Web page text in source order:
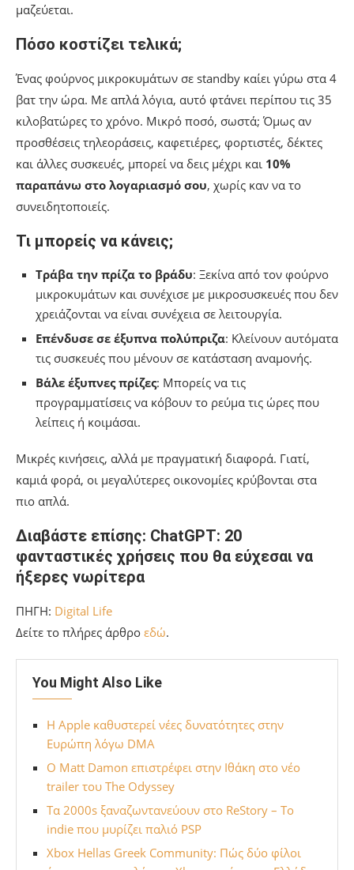
μαζεύεται.
Πόσο κοστίζει τελικά;
Ένας φούρνος μικροκυμάτων σε standby καίει γύρω στα 4
βατ την ώρα. Με απλά λόγια, αυτό φτάνει περίπου τις 35
κιλοβατώρες το χρόνο. Μικρό ποσό, σωστά; Όμως αν
προσθέσεις τηλεοράσεις, καφετιέρες, φορτιστές, δέκτες
και άλλες συσκευές, μπορεί να δεις μέχρι και 10%
παραπάνω στο λογαριασμό σου, χωρίς καν να το
συνειδητοποιείς.
Τι μπορείς να κάνεις;
Τράβα την πρίζα το βράδυ: Ξεκίνα από τον φούρνο
μικροκυμάτων και συνέχισε με μικροσυσκευές που δεν
χρειάζονται να είναι συνέχεια σε λειτουργία.
Επένδυσε σε έξυπνα πολύπριζα: Κλείνουν αυτόματα
τις συσκευές που μένουν σε κατάσταση αναμονής.
Βάλε έξυπνες πρίζες: Μπορείς να τις
προγραμματίσεις να κόβουν το ρεύμα τις ώρες που
λείπεις ή κοιμάσαι.
Μικρές κινήσεις, αλλά με πραγματική διαφορά. Γιατί,
καμιά φορά, οι μεγαλύτερες οικονομίες κρύβονται στα
πιο απλά.
Διαβάστε επίσης: ChatGPT: 20
φανταστικές χρήσεις που θα εύχεσαι να
ήξερες νωρίτερα
ΠΗΓΗ: Digital Life
Δείτε το πλήρες άρθρο εδώ.
You Might Also Like
Η Apple καθυστερεί νέες δυνατότητες στην
Ευρώπη λόγω DMA
Ο Matt Damon επιστρέφει στην Ιθάκη στο νέο
trailer του The Odyssey
Τα 2000s ξαναζωντανεύουν στο ReStory – Το
indie που μυρίζει παλιό PSP
Xbox Hellas Greek Community: Πώς δύο φίλοι